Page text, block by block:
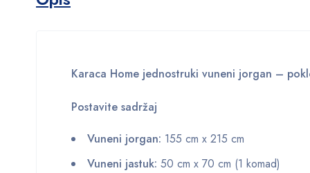
Karaca Home jednostruki vuneni jorgan –
Postavite sadržaj
Vuneni jorgan: 155 cm x 215 cm
Vuneni jastuk: 50 cm x 70 cm (1 komad)